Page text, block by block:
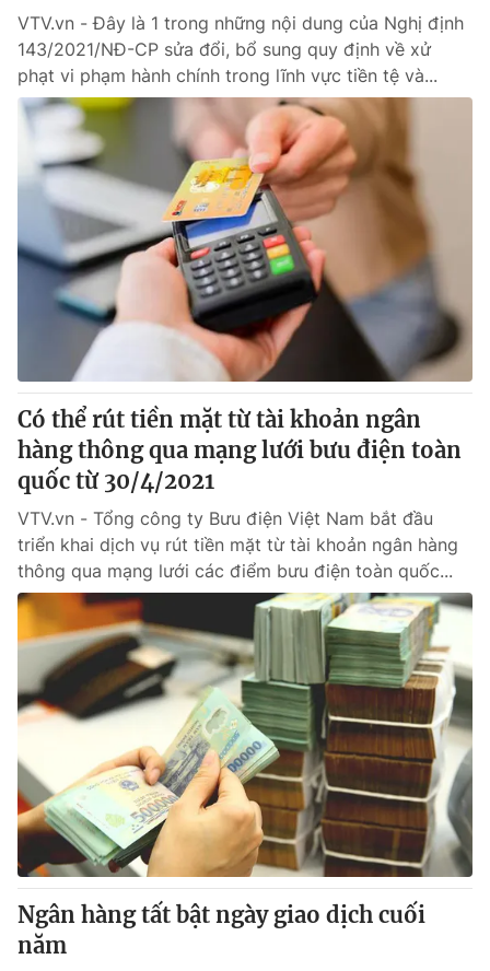
VTV.vn - Đây là 1 trong những nội dung của Nghị định
143/2021/NĐ-CP sửa đổi, bổ sung quy định về xử
phạt vi phạm hành chính trong lĩnh vực tiền tệ và...
Có thể rút tiền mặt từ tài khoản ngân
hàng thông qua mạng lưới bưu điện toàn
quốc từ 30/4/2021
VTV.vn - Tổng công ty Bưu điện Việt Nam bắt đầu
triển khai dịch vụ rút tiền mặt từ tài khoản ngân hàng
thông qua mạng lưới các điểm bưu điện toàn quốc...
Ngân hàng tất bật ngày giao dịch cuối
năm